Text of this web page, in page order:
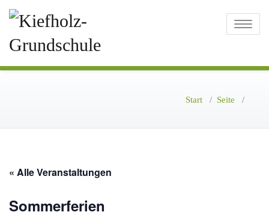
Toggle
Start / Seite /
« Alle Veranstaltungen
Sommerferien